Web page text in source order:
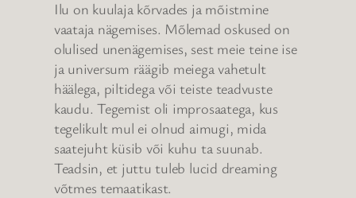
Ilu on kuulaja kõrvades ja mõistmine
vaataja nägemises. Mõlemad oskused on
olulised unenägemises, sest meie teine ise
ja universum räägib meiega vahetult
häälega, piltidega või teiste teadvuste
kaudu. Tegemist oli improsaatega, kus
tegelikult mul ei olnud aimugi, mida
saatejuht küsib või kuhu ta suunab.
Teadsin, et juttu tuleb lucid dreaming
võtmes temaatikast.